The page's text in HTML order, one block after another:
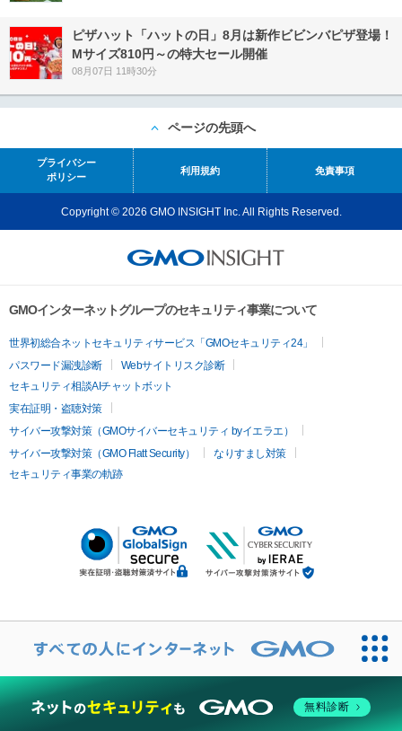
ピザハット「ハットの日」8月は新作ビビンバピザ登場！
Mサイズ810円～の特大セール開催
08月07日 11時30分
ページの先頭へ
プライバシー
ポリシー
利用規約 免責事項
Copyright © 2026 GMO INSIGHT Inc. All Rights Reserved.
GMOインターネットグループのセキュリティ事業について
世界初総合ネットセキュリティサービス「GMOセキュリティ24」
パスワード漏洩診断
Webサイトリスク診断
セキュリティ相談AIチャットボット
実在証明・盗聴対策
サイバー攻撃対策（GMOサイバーセキュリティ byイエラエ）
サイバー攻撃対策（GMO Flatt Security）
なりすまし対策
セキュリティ事業の軌跡
無料診断